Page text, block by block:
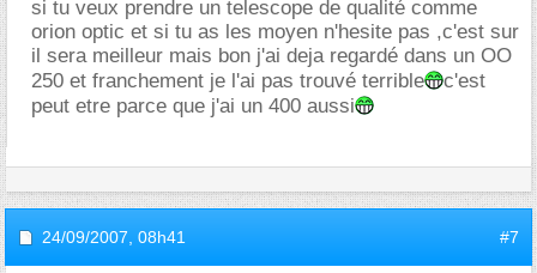
si tu veux prendre un telescope de qualité comme
orion optic et si tu as les moyen n'hesite pas ,c'est sur
il sera meilleur mais bon j'ai deja regardé dans un OO
250 et franchement je l'ai pas trouvé terrible
c'est
peut etre parce que j'ai un 400 aussi
24/09/2007, 08h41 #7